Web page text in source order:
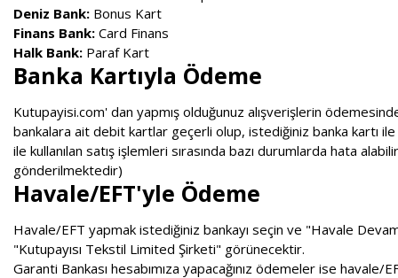
Deniz Bank: Bonus Kart
Finans Bank: Card Finans
Halk Bank: Paraf Kart
Banka Kartıyla Ödeme
Kutupayisi.com' dan yapmış olduğunuz alışverişlerin
bankalara ait debit kartlar geçerli olup, istediğiniz banka kartı ile
ile kullanılan satış işlemleri sırasında bazı durumlarda hata
gönderilmektedir)
Havale/EFT'yle Ödeme
Havale/EFT yapmak istediğiniz bankayı seçin ve "Havale
"Kutupayısı Tekstil Limited Şirketi" görünecektir.
Garanti Bankası hesabımıza yapacağınız ödemeler ise havale/